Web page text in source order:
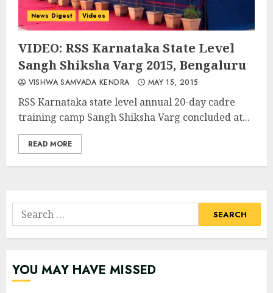
News Digest Videos
VIDEO: RSS Karnataka State Level
Sangh Shiksha Varg 2015, Bengaluru
VISHWA SAMVADA KENDRA MAY 15, 2015
RSS Karnataka state level annual 20-day cadre
training camp Sangh Shiksha Varg concluded at...
READ MORE
Search
for:
YOU MAY HAVE MISSED